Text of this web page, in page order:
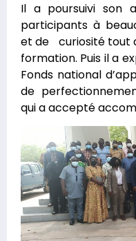
Il a poursuivi son
participants à
et de curiosité tout
formation. Puis il a
Fonds national
de
qui a accepté